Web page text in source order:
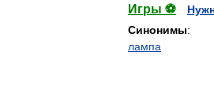
Игры ⚽
Синонимы:
лампа